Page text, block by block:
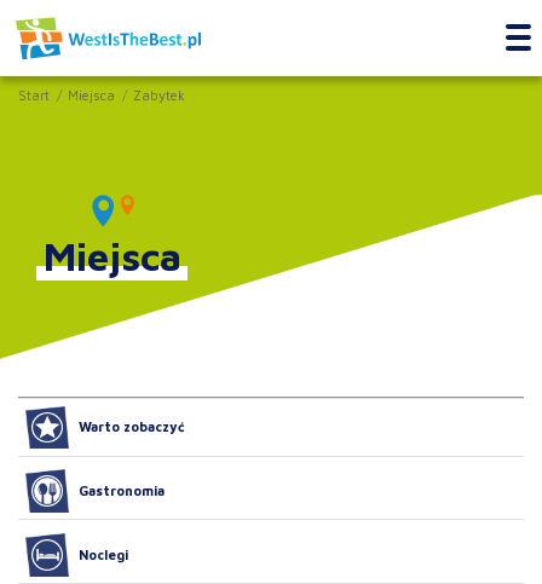
Start Miejsca Zabytek
Miejsca
Warto zobaczyć
Gastronomia
Noclegi